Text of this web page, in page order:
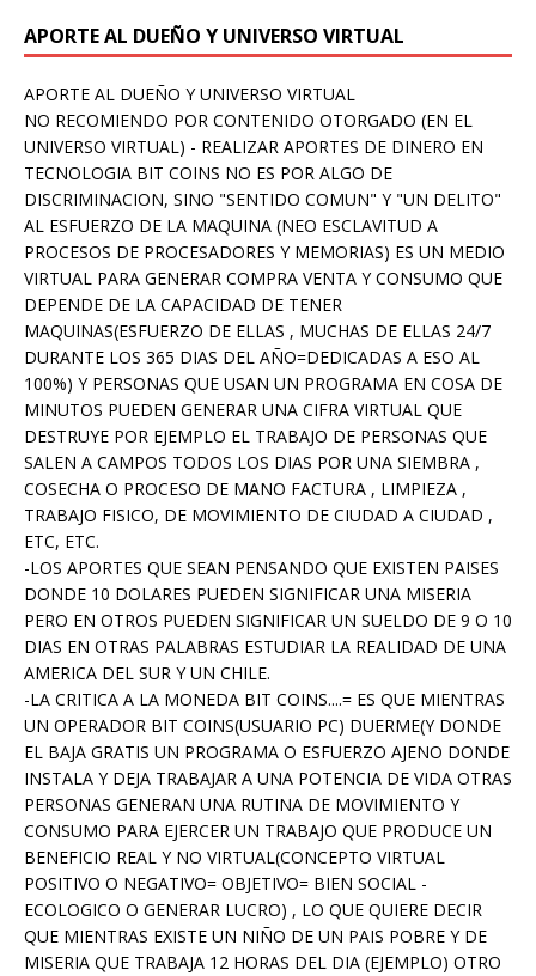
APORTE AL DUEÑO Y UNIVERSO VIRTUAL
APORTE AL DUEÑO Y UNIVERSO VIRTUAL
NO RECOMIENDO POR CONTENIDO OTORGADO (EN EL
UNIVERSO VIRTUAL) - REALIZAR APORTES DE DINERO EN
TECNOLOGIA BIT COINS NO ES POR ALGO DE
DISCRIMINACION, SINO "SENTIDO COMUN" Y "UN DELITO"
AL ESFUERZO DE LA MAQUINA (NEO ESCLAVITUD A
PROCESOS DE PROCESADORES Y MEMORIAS) ES UN MEDIO
VIRTUAL PARA GENERAR COMPRA VENTA Y CONSUMO QUE
DEPENDE DE LA CAPACIDAD DE TENER
MAQUINAS(ESFUERZO DE ELLAS , MUCHAS DE ELLAS 24/7
DURANTE LOS 365 DIAS DEL AÑO=DEDICADAS A ESO AL
100%) Y PERSONAS QUE USAN UN PROGRAMA EN COSA DE
MINUTOS PUEDEN GENERAR UNA CIFRA VIRTUAL QUE
DESTRUYE POR EJEMPLO EL TRABAJO DE PERSONAS QUE
SALEN A CAMPOS TODOS LOS DIAS POR UNA SIEMBRA ,
COSECHA O PROCESO DE MANO FACTURA , LIMPIEZA ,
TRABAJO FISICO, DE MOVIMIENTO DE CIUDAD A CIUDAD ,
ETC, ETC.
-LOS APORTES QUE SEAN PENSANDO QUE EXISTEN PAISES
DONDE 10 DOLARES PUEDEN SIGNIFICAR UNA MISERIA
PERO EN OTROS PUEDEN SIGNIFICAR UN SUELDO DE 9 O 10
DIAS EN OTRAS PALABRAS ESTUDIAR LA REALIDAD DE UNA
AMERICA DEL SUR Y UN CHILE.
-LA CRITICA A LA MONEDA BIT COINS....= ES QUE MIENTRAS
UN OPERADOR BIT COINS(USUARIO PC) DUERME(Y DONDE
EL BAJA GRATIS UN PROGRAMA O ESFUERZO AJENO DONDE
INSTALA Y DEJA TRABAJAR A UNA POTENCIA DE VIDA OTRAS
PERSONAS GENERAN UNA RUTINA DE MOVIMIENTO Y
CONSUMO PARA EJERCER UN TRABAJO QUE PRODUCE UN
BENEFICIO REAL Y NO VIRTUAL(CONCEPTO VIRTUAL
POSITIVO O NEGATIVO= OBJETIVO= BIEN SOCIAL -
ECOLOGICO O GENERAR LUCRO) , LO QUE QUIERE DECIR
QUE MIENTRAS EXISTE UN NIÑO DE UN PAIS POBRE Y DE
MISERIA QUE TRABAJA 12 HORAS DEL DIA (EJEMPLO) OTRO